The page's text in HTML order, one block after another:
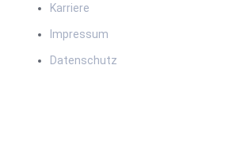
Karriere
Impressum
Datenschutz